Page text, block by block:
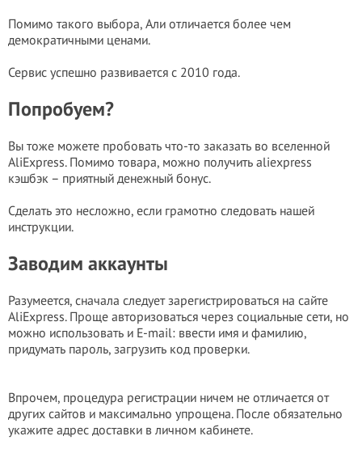
Помимо такого выбора, Али отличается более чем
демократичными ценами.
Сервис успешно развивается с 2010 года.
Попробуем?
Вы тоже можете пробовать что-то заказать во вселенной
AliExpress. Помимо товара, можно получить aliexpress
кэшбэк – приятный денежный бонус.
Сделать это несложно, если грамотно следовать нашей
инструкции.
Заводим аккаунты
Разумеется, сначала следует зарегистрироваться на сайте
AliExpress. Проще авторизоваться через социальные сети, но
можно использовать и E-mail: ввести имя и фамилию,
придумать пароль, загрузить код проверки.
Впрочем, процедура регистрации ничем не отличается от
других сайтов и максимально упрощена. После обязательно
укажите адрес доставки в личном кабинете.